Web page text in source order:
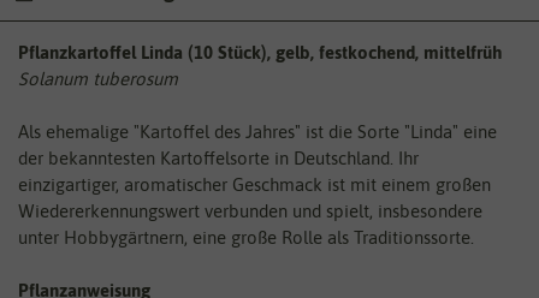
Pflanzkartoffel Linda (10 Stück), gelb, festkochend, mittelfrüh
Solanum tuberosum
Als ehemalige "Kartoffel des Jahres" ist die Sorte "Linda" eine
der bekanntesten Kartoffelsorte in Deutschland. Ihr
einzigartiger, aromatischer Geschmack ist mit einem großen
Wiedererkennungswert verbunden und spielt, insbesondere
unter Hobbygärtnern, eine große Rolle als Traditionssorte.
Pflanzanweisung